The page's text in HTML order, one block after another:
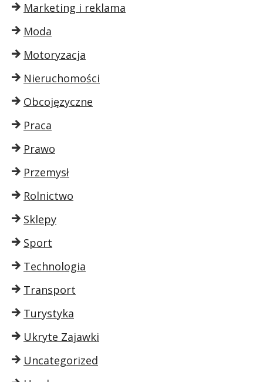
Marketing i reklama
Moda
Motoryzacja
Nieruchomości
Obcojęzyczne
Praca
Prawo
Przemysł
Rolnictwo
Sklepy
Sport
Technologia
Transport
Turystyka
Ukryte Zajawki
Uncategorized